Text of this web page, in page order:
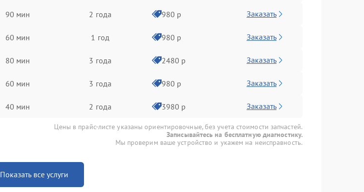
90 мин 2 года 980 р Заказать
60 мин 1 год 980 р Заказать
80 мин 3 года 2480 р Заказать
60 мин 3 года 980 р Заказать
40 мин 2 года 3980 р Заказать
Цены в прайс-листе указаны ориентировочные, без учета стоимости запчастей.
Записывайтесь на бесплатную диагностику.
Мы проверим ваше устройство и укажем на неисправность.
Показать все услуги